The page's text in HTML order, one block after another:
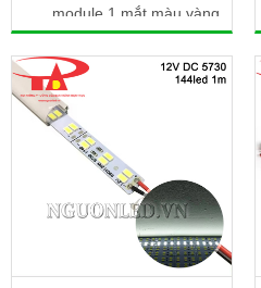
module 1 mắt màu vàng
đậm
Điện áp: 12V DC
Công suất: 1.5W /
module
Kích thước: 2.5m gồm
20 bóng liền dây
Cấp độ bảo vệ: IP67